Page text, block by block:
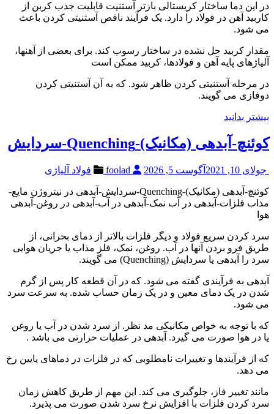
در این دما ساختار کریستالی بازتر آستنیت قابلیت جذب کربن از
کاربید آهن در فولاد را دارد. یک فرآیند ناقص آستنیتی کردن باعث
می شود.
مقدار کربید حل نشده در ساختار رسوب کند. برای بعضی از آهنها،
آلیاژهای پایه آهن و فولادها، کربید ممکن است
در مرحله آستنیتی کردن ظاهر شود. که به آن آستنیتی کردن
دوفازی می گویند.
بیشتر بدانید
کوئنچ-آبدهی (مکانیک)-Quenching-سردایش
جولای 10, 2021 آگوست 5, 2026 فولاد آلیاژی
کوئنچ-آبدهی (مکانیک)-Quenching-سردایش-آبدهی در نیتروژن مایع-
مذاب فلزات-آبدهی در آب نمک-آبدهی در آب-آبدهی در روغن-آبدهی
هوا
سرد کردن سریع فولاد و دیگر فلزات بالاتر از دمای بحرانی، از
طریق فرو بردن آنها در آب. روغن، نمک، فلز مذاب یا جریان هوایی
سرد را آبدهی یا سردایش (Quenching) می گویند.
آبدهی به فرآیندی گفته می شود. که در آن قطعه کار پس از گرم
شدن در یک دمای معین و در یک زمان حساب شده. به سرعت سرد
می شود.
که با توجه به خواص مکانیکی مد نظر. از سرد شدن در آب یا روغن
یا در هوا صورت می گیرد. آبدهی در عملیات حرارتی می باشد .
که از فرآیندها و تغییرات نامطلوبی که در فلزات در دماهای پایین رخ
می دهد.
مانند تغییر فاز، جلوگیری می کند. این مهم از طریق کاهش زمان
سرد کردن فلزات با افزایش نرخ سرد شدن صورت می پذیرد.